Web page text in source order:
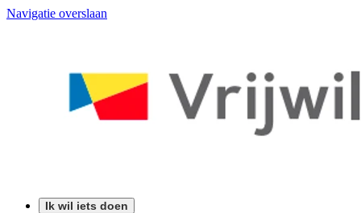
Navigatie overslaan
Ik wil iets doen